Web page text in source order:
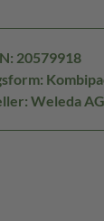
20579918
Weleda AG